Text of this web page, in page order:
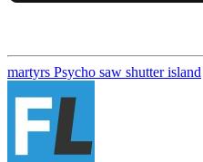
martyrs Psycho saw shutter island